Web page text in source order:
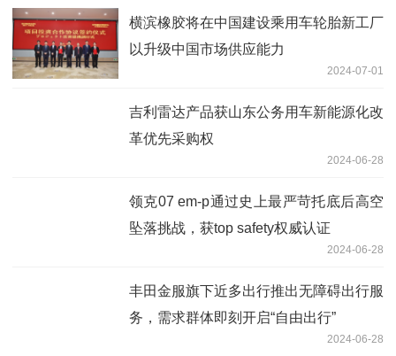
横滨橡胶将在中国建设乘用车轮胎新工厂
以升级中国市场供应能力
2024-07-01
吉利雷达产品获山东公务用车新能源化改
革优先采购权
2024-06-28
领克07 em-p通过史上最严苛托底后高空
坠落挑战，获top safety权威认证
2024-06-28
丰田金服旗下近多出行推出无障碍出行服
务，需求群体即刻开启“自由出行”
2024-06-28